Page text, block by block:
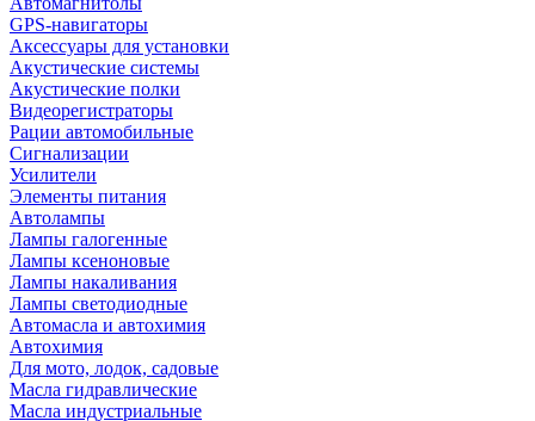
GPS-навигаторы
Аксессуары для установки
Акустические системы
Акустические полки
Видеорегистраторы
Рации автомобильные
Сигнализации
Усилители
Элементы питания
Автолампы
Лампы галогенные
Лампы ксеноновые
Лампы накаливания
Лампы светодиодные
Автомасла и автохимия
Автохимия
Для мото, лодок, садовые
Масла гидравлические
Масла индустриальные